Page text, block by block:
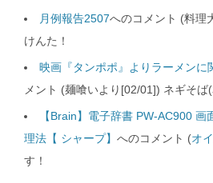
月例報告2507へのコメント (料理
けんた！
映画『タンポポ』よりラーメンに
メント (麺喰いより[02/01]) ネギそ
【Brain】電子辞書 PW-AC900
理法【 シャープ】 へのコメント (オイ
す！